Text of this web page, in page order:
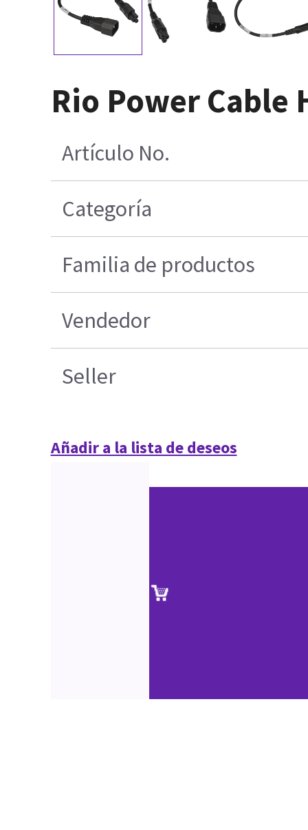
Rio Power Cable
Artículo No.
Categoría
Familia de productos
Vendedor
Seller
Añadir a la lista de deseos